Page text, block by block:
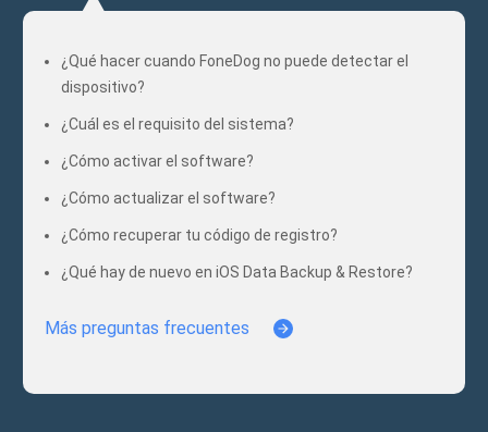
¿Qué hacer cuando FoneDog no puede detectar el
dispositivo?
¿Cuál es el requisito del sistema?
¿Cómo activar el software?
¿Cómo actualizar el software?
¿Cómo recuperar tu código de registro?
¿Qué hay de nuevo en iOS Data Backup & Restore?
Más preguntas frecuentes